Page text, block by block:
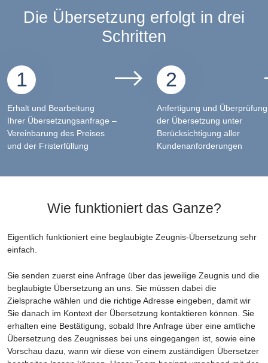
Die Übersetzung erfolgt in drei
Schritten
1
Erhalt und Bearbeitung
Ihrer Übersetzungsanfrage –
Vereinbarung des Preises
und der Fristerfüllung
2
Anfertigung und Überprüfung
der Übersetzung unter
Berücksichtigung aller
Kundenanforderungen
Wie funktioniert das Ganze?
Eigentlich funktioniert eine beglaubigte Zeugnis-Übersetzung sehr
einfach.
Sie senden zuerst eine Anfrage über das jeweilige Zeugnis und die
beglaubigte Übersetzung an uns. Sie müssen dabei die
Zielsprache wählen und die richtige Adresse eingeben, damit wir
Sie danach im Kontext der Übersetzung kontaktieren können. Sie
erhalten eine Bestätigung, sobald Ihre Anfrage über eine amtliche
Übersetzung des Zeugnisses bei uns eingegangen ist, sowie eine
Vorschau dazu, wann wir diese von einem zuständigen Übersetzer